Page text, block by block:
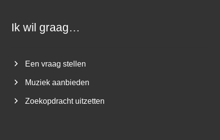
Ik wil graag…
Een vraag stellen
Muziek aanbieden
Zoekopdracht uitzetten